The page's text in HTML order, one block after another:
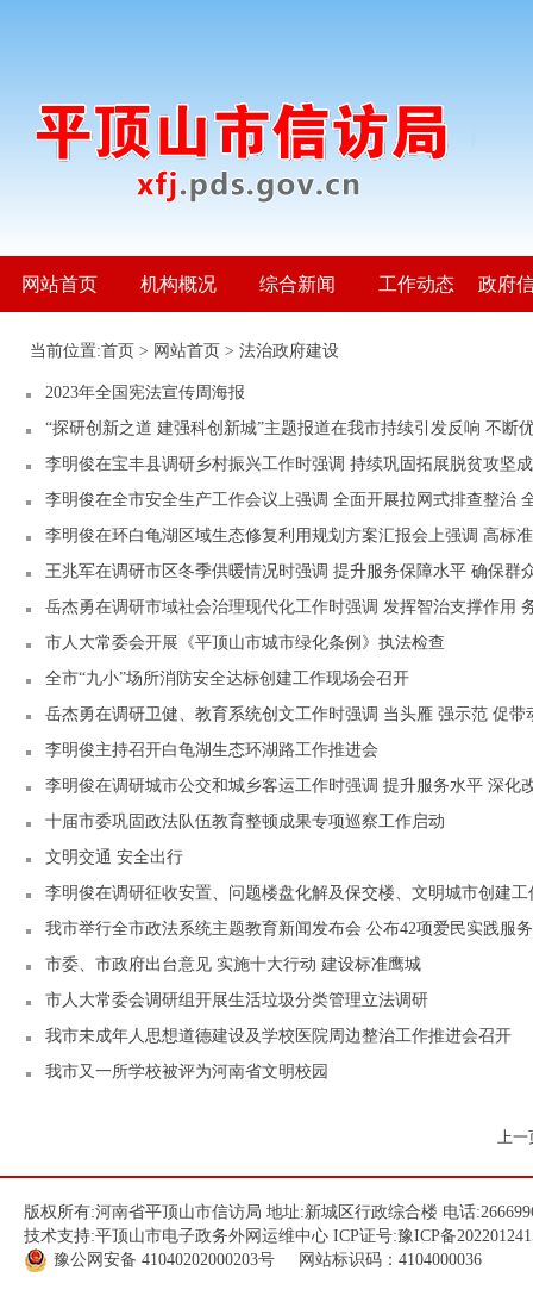
网站首页 机构概况 综合新闻 工作动态 政府
当前位置:首页 > 网站首页 > 法治政府建设
2023年全国宪法宣传周海报
“探研创新之道 建强科创新城”主题报道在我市持续引发反响 不断
李明俊在宝丰县调研乡村振兴工作时强调 持续巩固拓展脱贫攻坚
李明俊在全市安全生产工作会议上强调 全面开展拉网式排查整治
李明俊在环白龟湖区域生态修复利用规划方案汇报会上强调 高标
王兆军在调研市区冬季供暖情况时强调 提升服务保障水平 确保群
岳杰勇在调研市域社会治理现代化工作时强调 发挥智治支撑作用
市人大常委会开展《平顶山市城市绿化条例》执法检查
全市“九小”场所消防安全达标创建工作现场会召开
岳杰勇在调研卫健、教育系统创文工作时强调 当头雁 强示范 促
李明俊主持召开白龟湖生态环湖路工作推进会
李明俊在调研城市公交和城乡客运工作时强调 提升服务水平 深化
十届市委巩固政法队伍教育整顿成果专项巡察工作启动
文明交通 安全出行
我市举行全市政法系统主题教育新闻发布会 公布42项爱民实践服
市委、市政府出台意见 实施十大行动 建设标准鹰城
市人大常委会调研组开展生活垃圾分类管理立法调研
我市未成年人思想道德建设及学校医院周边整治工作推进会召开
我市又一所学校被评为河南省文明校园
上一
版权所有:河南省平顶山市信访局 地址:新城区行政综合楼 电话
技术支持:平顶山市电子政务外网运维中心 ICP证号:豫ICP备
豫公网安备 41040202000203号 网站标识码：4104000036